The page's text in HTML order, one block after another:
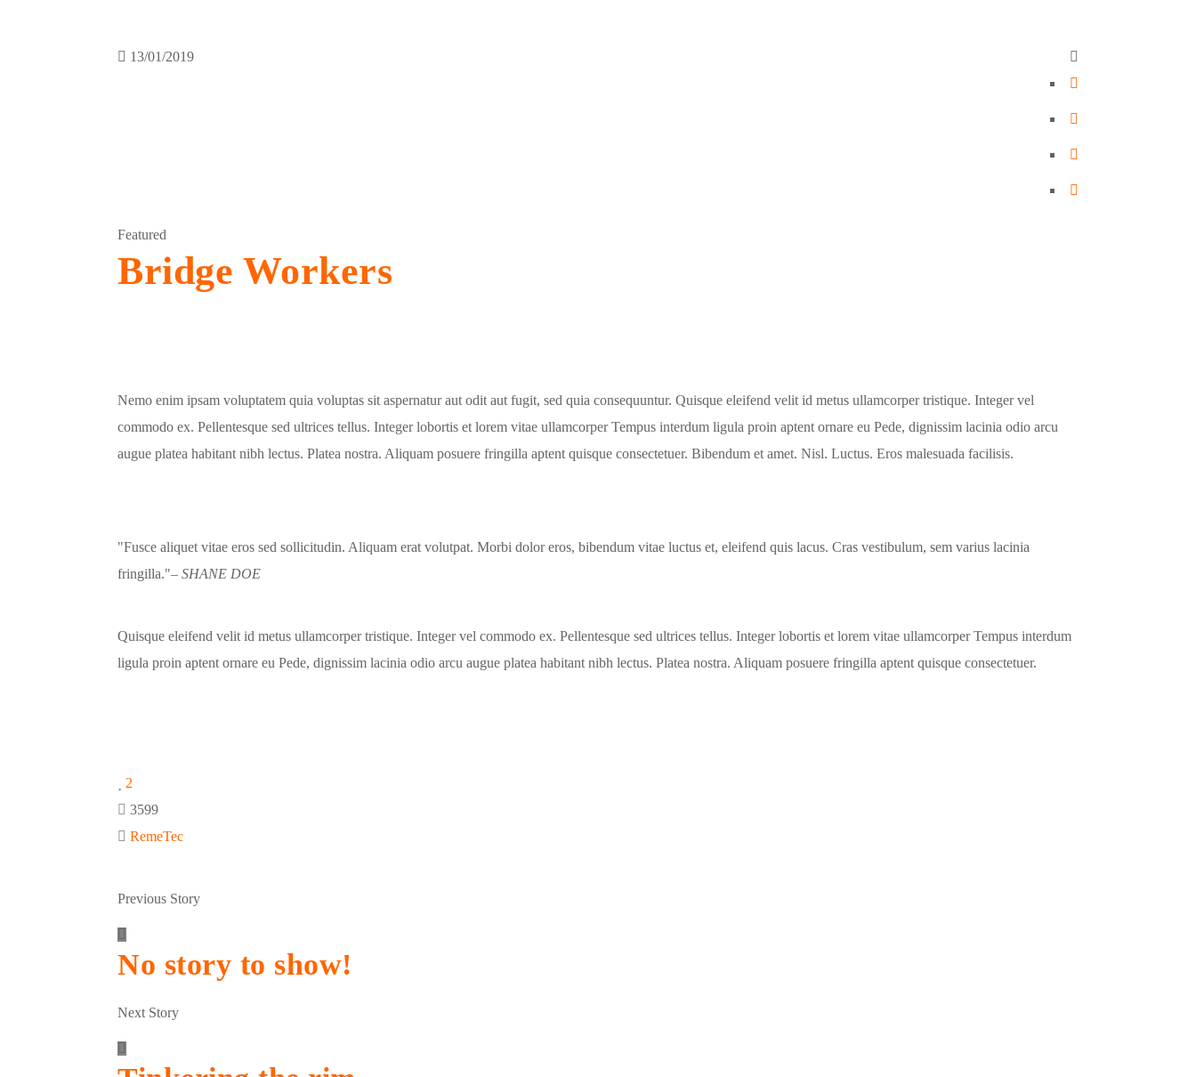
13/01/2019
Featured
Bridge Workers
Nemo enim ipsam voluptatem quia voluptas sit aspernatur aut odit aut fugit, sed quia consequuntur. Quisque eleifend velit id metus ullamcorper tristique. Integer vel
commodo ex. Pellentesque sed ultrices tellus. Integer lobortis et lorem vitae ullamcorper Tempus interdum ligula proin aptent ornare eu Pede, dignissim lacinia odio arcu
augue platea habitant nibh lectus. Platea nostra. Aliquam posuere fringilla aptent quisque consectetuer. Bibendum et amet. Nisl. Luctus. Eros malesuada facilisis.
Fusce aliquet vitae eros sed sollicitudin. Aliquam erat volutpat. Morbi dolor eros, bibendum vitae luctus et, eleifend quis lacus. Cras vestibulum, sem varius lacinia
fringilla. – SHANE DOE
Quisque eleifend velit id metus ullamcorper tristique. Integer vel commodo ex. Pellentesque sed ultrices tellus. Integer lobortis et lorem vitae ullamcorper Tempus interdum
ligula proin aptent ornare eu Pede, dignissim lacinia odio arcu augue platea habitant nibh lectus. Platea nostra. Aliquam posuere fringilla aptent quisque consectetuer.
2
3599
RemeTec
Previous Story
No story to show!
Next Story